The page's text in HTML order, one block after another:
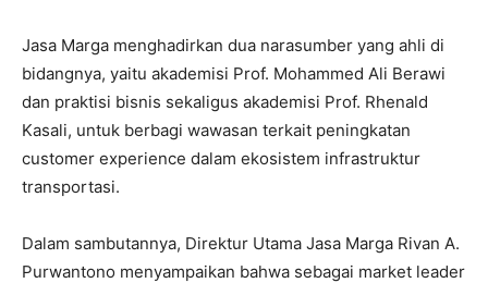
Jasa Marga menghadirkan dua narasumber yang ahli di
bidangnya, yaitu akademisi Prof. Mohammed Ali Berawi
dan praktisi bisnis sekaligus akademisi Prof. Rhenald
Kasali, untuk berbagi wawasan terkait peningkatan
customer experience dalam ekosistem infrastruktur
transportasi.
Dalam sambutannya, Direktur Utama Jasa Marga Rivan A.
Purwantono menyampaikan bahwa sebagai market leader